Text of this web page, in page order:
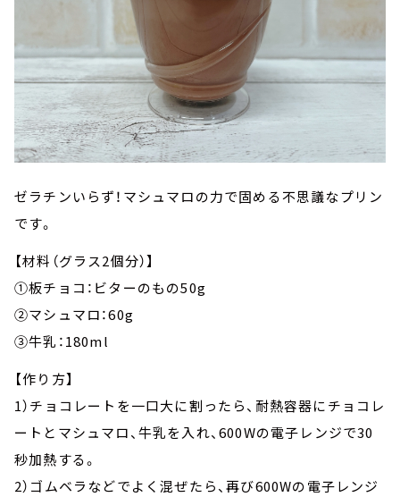
ゼラチンいらず！マシュマロの力で固める不思議なプリン
です。
【材料（グラス2個分）】
①板チョコ：ビターのもの50g
②マシュマロ：60g
③牛乳：180ml
【作り方】
1）チョコレートを一口大に割ったら、耐熱容器にチョコレ
ートとマシュマロ、牛乳を入れ、600Wの電子レンジで30
秒加熱する。
2）ゴムベラなどでよく混ぜたら、再び600Wの電子レンジ